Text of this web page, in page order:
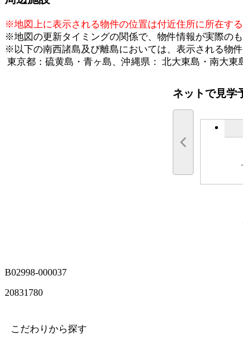
※地図上に表示される物件の位置は付近住所に所在す
※地図の更新タイミングの関係で、物件情報が実際の
※以下の南西諸島及び離島においては、表示される物
東京都：硫黄島・青ヶ島、沖縄県： 北大東島・南大
ネットで見学
B02998-000037
20831780
こだわりから探す